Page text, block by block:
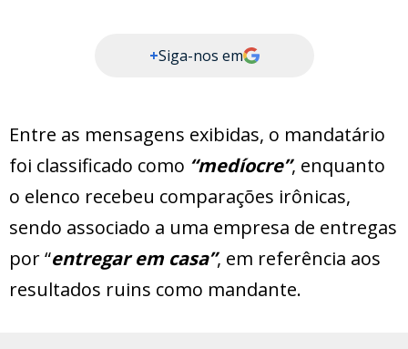
+Siga-nos em
Entre as mensagens exibidas, o mandatário
foi classificado como “medíocre”, enquanto
o elenco recebeu comparações irônicas,
sendo associado a uma empresa de entregas
por “entregar em casa”, em referência aos
resultados ruins como mandante.